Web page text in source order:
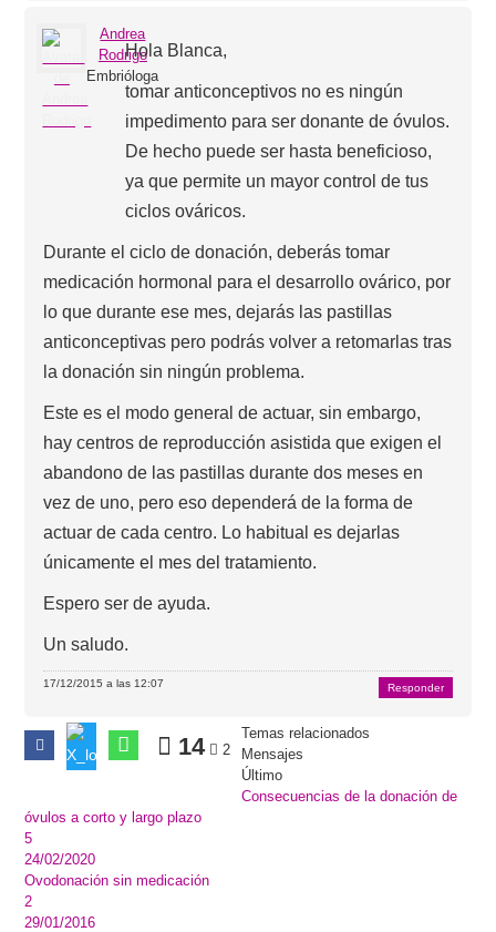
Andrea
Rodrigo
Embrióloga
Hola Blanca,
tomar anticonceptivos no es ningún
impedimento para ser donante de óvulos.
De hecho puede ser hasta beneficioso,
ya que permite un mayor control de tus
ciclos ováricos.
Durante el ciclo de donación, deberás tomar
medicación hormonal para el desarrollo ovárico, por
lo que durante ese mes, dejarás las pastillas
anticonceptivas pero podrás volver a retomarlas tras
la donación sin ningún problema.
Este es el modo general de actuar, sin embargo,
hay centros de reproducción asistida que exigen el
abandono de las pastillas durante dos meses en
vez de uno, pero eso dependerá de la forma de
actuar de cada centro. Lo habitual es dejarlas
únicamente el mes del tratamiento.
Espero ser de ayuda.
Un saludo.
17/12/2015 a las 12:07 Responder
14 2
Temas relacionados
Mensajes
Último
Consecuencias de la donación de
óvulos a corto y largo plazo
5
24/02/2020
Ovodonación sin medicación
2
29/01/2016